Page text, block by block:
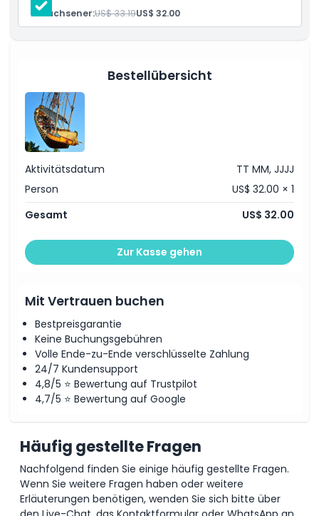
Inklusivleistungen
Ausschlüsse
Öffnungszeiten
Dinge, die Sie wissen sollten
Ort
Wie man dorthin gelangt
So lösen Sie ein
Stornierungsbedingungen
Eintritt zu: Everland
Erwachsener:US$ 33.19US$ 32.00
Bestellübersicht
Aktivitätsdatum
TT MM, JJJJ
Person
US$ 32.00 × 1
Gesamt
US$ 32.00
Zur Kasse gehen
Mit Vertrauen buchen
Bestpreisgarantie
Keine Buchungsgebühren
Volle Ende-zu-Ende verschlüsselte Zahlung
24/7 Kundensupport
4,8/5 ⭐ Bewertung auf Trustpilot
4,7/5 ⭐ Bewertung auf Google
Häufig gestellte Fragen
Nachfolgend finden Sie einige häufig gestellte Fragen.
Wenn Sie weitere Fragen haben oder weitere
Erläuterungen benötigen, wenden Sie sich bitte über